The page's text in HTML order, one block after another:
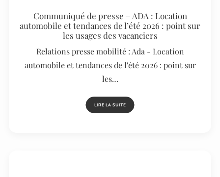
Communiqué de presse – ADA : Location
automobile et tendances de l’été 2026 : point sur
les usages des vacanciers
Relations presse mobilité : Ada - Location
automobile et tendances de l'été 2026 : point sur
les…
LIRE LA SUITE